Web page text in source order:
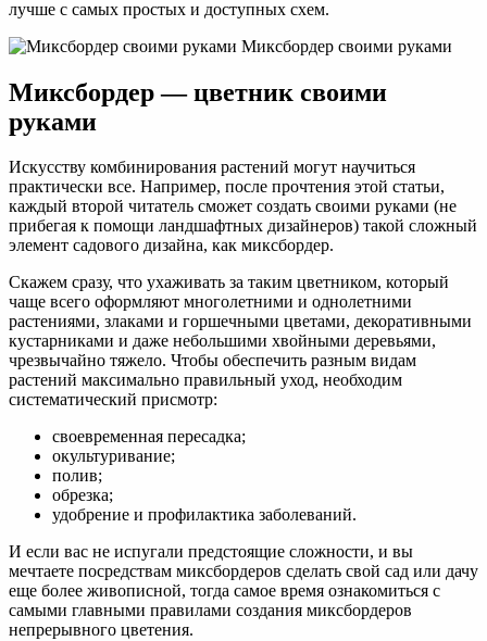
лучше с самых простых и доступных схем.
Миксбордер своими руками
Миксбордер — цветник своими
руками
Искусству комбинирования растений могут научиться
практически все. Например, после прочтения этой статьи,
каждый второй читатель сможет создать своими руками (не
прибегая к помощи ландшафтных дизайнеров) такой сложный
элемент садового дизайна, как миксбордер.
Скажем сразу, что ухаживать за таким цветником, который
чаще всего оформляют многолетними и однолетними
растениями, злаками и горшечными цветами, декоративными
кустарниками и даже небольшими хвойными деревьями,
чрезвычайно тяжело. Чтобы обеспечить разным видам
растений максимально правильный уход, необходим
систематический присмотр:
своевременная пересадка;
окультуривание;
полив;
обрезка;
удобрение и профилактика заболеваний.
И если вас не испугали предстоящие сложности, и вы
мечтаете посредствам миксбордеров сделать свой сад или дачу
еще более живописной, тогда самое время ознакомиться с
самыми главными правилами создания миксбордеров
непрерывного цветения.